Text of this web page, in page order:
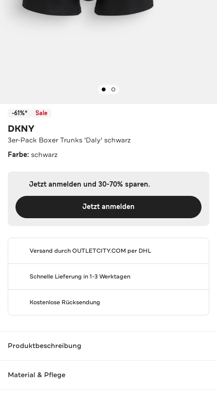
-61%* Sale
DKNY
3er-Pack Boxer Trunks 'Daly' schwarz
Farbe: schwarz
Jetzt anmelden und 30-70% sparen.
Jetzt anmelden
Versand durchOUTLETCITY.COM per DHL
Schnelle Lieferung in 1-3 Werktagen
Kostenlose Rücksendung
Produktbeschreibung
Material & Pflege